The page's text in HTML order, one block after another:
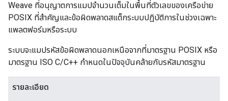
Weave ที่อนุญาตการแมปจำนวนเต็มในพื้นที่ตัวเลขของเครือข่าย
POSIX ที่สำคัญและข้อผิดพลาดสแต็กระบบปฏิบัติการในช่วงเฉพาะ
แพลตฟอร์มหรือระบบ
ระบบจะแมปรหัสข้อผิดพลาดนอกเหนือจากที่มาตรฐาน POSIX หรือ
มาตรฐาน ISO C/C++ กำหนดในปัจจุบันคล้ายกับรหัสมาตรฐาน
รายละเอียด